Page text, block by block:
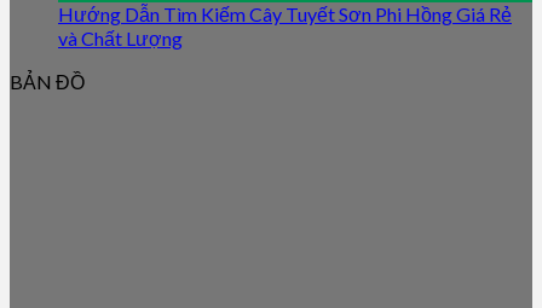
Hướng Dẫn Tìm Kiếm Cây Tuyết Sơn Phi Hồng Giá Rẻ
và Chất Lượng
BẢN ĐỒ